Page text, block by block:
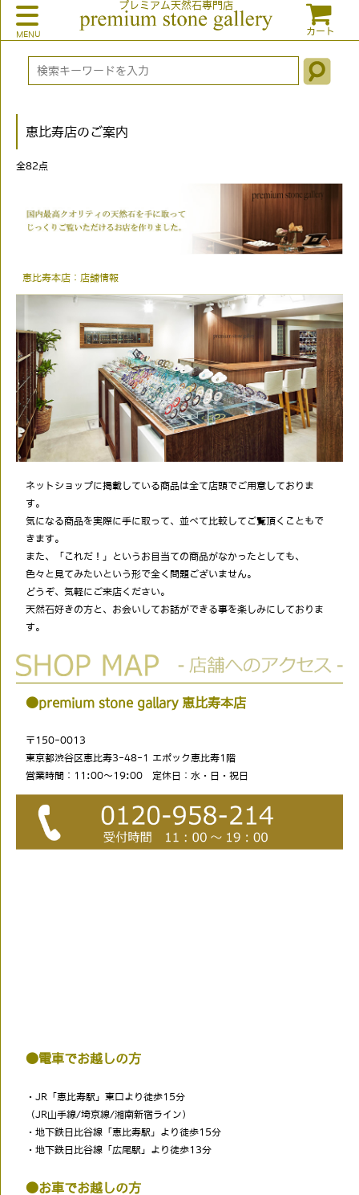
プレミアム天然石専門店
カート
恵比寿店のご案内
全82点
恵比寿本店：店舗情報
ネットショップに掲載している商品は全て店頭でご用意しておりま
す。
気になる商品を実際に手に取って、並べて比較してご覧頂くこともで
きます。
また、「これだ！」というお目当ての商品がなかったとしても、
色々と見てみたいという形で全く問題ございません。
どうぞ、気軽にご来店ください。
天然石好きの方と、お会いしてお話ができる事を楽しみにしておりま
す。
●premium stone gallary 恵比寿本店
〒150-0013
東京都渋谷区恵比寿3-48-1 エポック恵比寿1階
営業時間：11:00～19:00 定休日：水・日・祝日
●電車でお越しの方
・JR「恵比寿駅」東口より徒歩15分
（JR山手線/埼京線/湘南新宿ライン）
・地下鉄日比谷線「恵比寿駅」より徒歩15分
・地下鉄日比谷線「広尾駅」より徒歩13分
●お車でお越しの方